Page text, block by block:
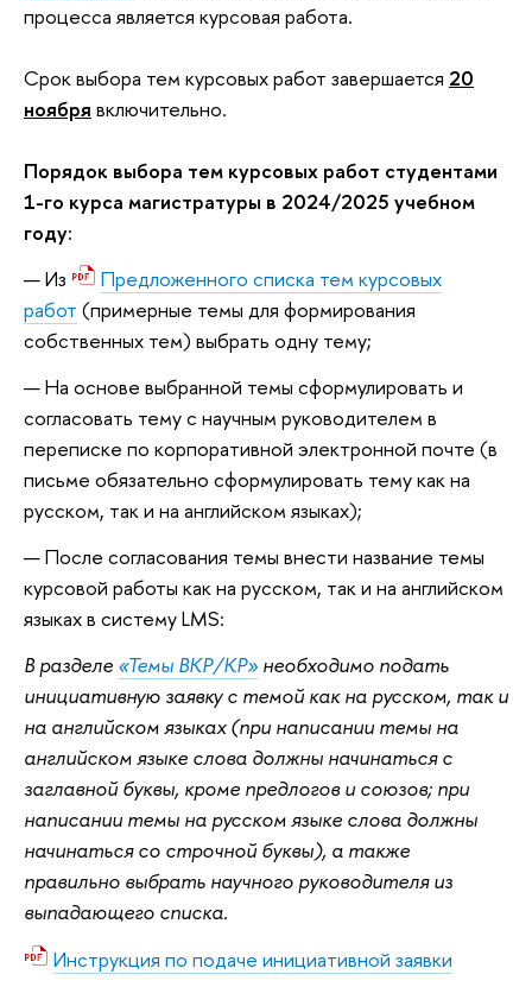
процесса является курсовая работа.
Срок выбора тем курсовых работ завершается 20
ноября включительно.
Порядок выбора тем курсовых работ студентами
1-го курса магистратуры в 2024/2025 учебном
году:
Из
Предложенного списка тем курсовых
работ (примерные темы для формирования
собственных тем) выбрать одну тему;
На основе выбранной темы сформулировать и
согласовать тему с научным руководителем в
переписке по корпоративной электронной почте (в
письме обязательно сформулировать тему как на
русском, так и на английском языках);
После согласования темы внести название темы
курсовой работы как на русском, так и на английском
языках в систему LMS:
В разделе «Темы ВКР/КР» необходимо подать
инициативную заявку с темой как на русском, так и
на английском языках (при написании темы на
английском языке слова должны начинаться с
заглавной буквы, кроме предлогов и союзов; при
написании темы на русском языке слова должны
начинаться со строчной буквы), а также
правильно выбрать научного руководителя из
выпадающего списка.
Инструкция по подаче инициативной заявки